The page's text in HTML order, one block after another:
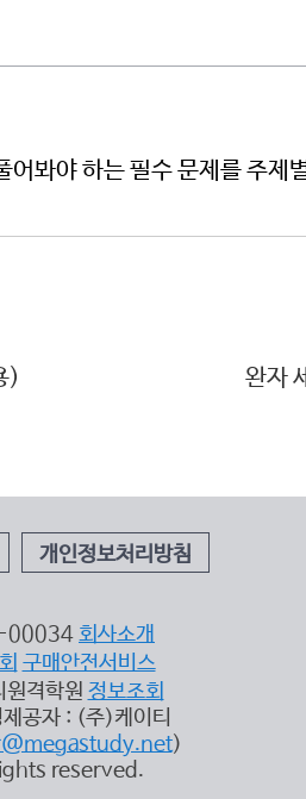
봐야 하는 필수 문제를 주제
) 완자
개인정보처리방침
00034회사소개
구매안전서비스
격학원 정보조회
공자 : (주)케이티
)
reserved.